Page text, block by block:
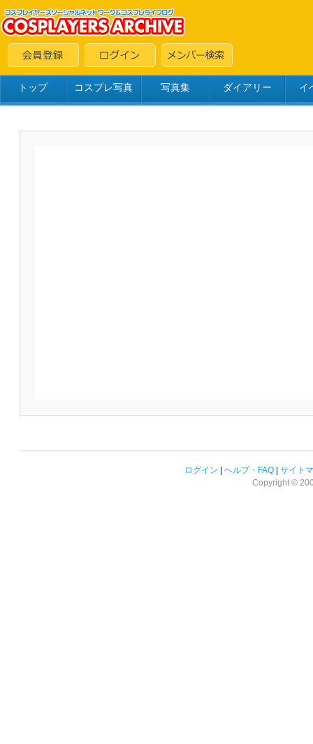
トップ コスプレ写真 写真集 ダイアリー イ
ログイン ヘルプ・FAQ
サイト
Copyright ©